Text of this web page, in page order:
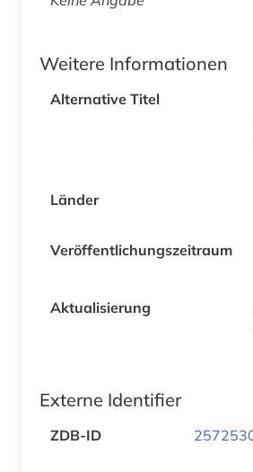
Weitere Informationen
Alternative Titel
Länder
Veröffentlichungszeitraum
Aktualisierung
Externe Identifier
ZDB-ID